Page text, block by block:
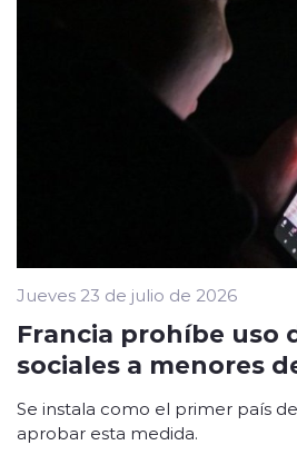
Jueves 23 de julio de 2026
Francia prohíbe uso
sociales a menores
Se instala como el primer país
aprobar esta medida.